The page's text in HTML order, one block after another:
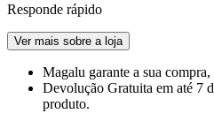
Responde rápido
Ver mais sobre a loja
Magalu garante a sua
Devolução Gratuita em até 7
produto.